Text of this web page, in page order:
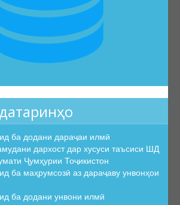
ба додани дараҷаи илмӣ
дархост дар хусуси таъсиси ШД
Ҷумҳурии Тоҷикистон
ба маҳрумсозӣ аз дараҷаву унвонҳои
ба додани унвони илмӣ